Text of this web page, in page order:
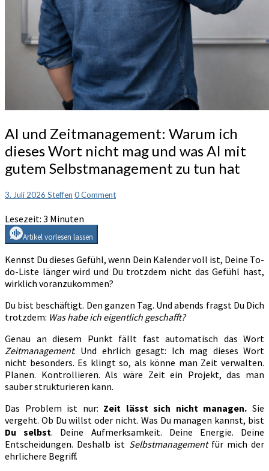
AI
und
Zeitmanagement:
Warum
ich
dieses
Wort
nicht
mag
und
AI
mit
gutem
zu
tun
hat
AI und Zeitmanagement: Warum ich
dieses Wort nicht mag und was AI mit
gutem Selbstmanagement zu tun hat
3. Juli 2026 Steffen Comments
0 Comment
Lesezeit: 3 Minuten
Artikel vorlesen lassen
Kennst Du dieses Gefühl, wenn Dein Kalender voll ist, Deine To-
do-Liste länger wird und Du trotzdem nicht das Gefühl hast,
wirklich voranzukommen?
Du bist beschäftigt. Den ganzen Tag. Und abends fragst Du Dich
trotzdem: Was habe ich eigentlich geschafft?
Genau an diesem Punkt fällt fast automatisch das Wort
Zeitmanagement. Und ehrlich gesagt: Ich mag dieses Wort
nicht besonders. Es klingt so, als könne man Zeit verwalten.
Planen. Kontrollieren. Als wäre Zeit ein Projekt, das man
sauber strukturieren kann.
Das Problem ist nur: Zeit lässt sich nicht managen. Sie
vergeht. Ob Du willst oder nicht. Was Du managen kannst, bist
Du selbst. Deine Aufmerksamkeit. Deine Energie. Deine
Entscheidungen. Deshalb ist Selbstmanagementfür mich der
ehrlichere Begriff.